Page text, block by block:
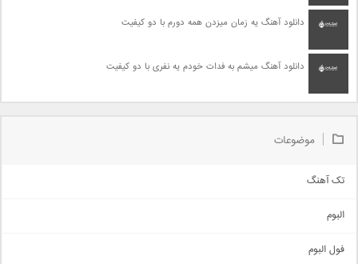
دانلود آهنگ یه زمان میزدن همه دورم با دو کیفیت
دانلود آهنگ میشم به فدات خودم یه نفری با دو کیفیت
موضوعات
تک آهنگ
اجتماعی
البوم
فول البوم